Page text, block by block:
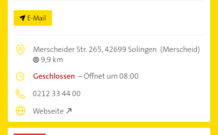
E-Mail
Merscheider Str. 265,42699 Solingen (Merscheid)
9,9 km
Geschlossen –Öffnet um 08:00
0212 33 44 00
Webseite